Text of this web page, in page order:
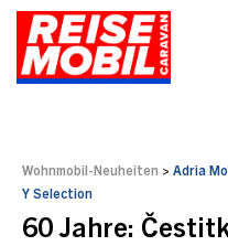
Wohnmobil-Neuheiten > Adria
Y Selection
60 Jahre: